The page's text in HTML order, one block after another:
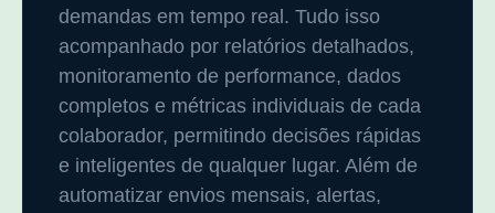
demandas em tempo real. Tudo isso
acompanhado por relatórios detalhados,
monitoramento de performance, dados
completos e métricas individuais de cada
colaborador, permitindo decisões rápidas
e inteligentes de qualquer lugar. Além de
automatizar envios mensais, alertas,